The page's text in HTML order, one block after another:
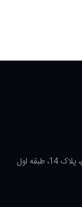
میدان انقلاب، ابتدای کارگر جنوبی، کوچه رشتچی، پلاک 14، طبقه اول